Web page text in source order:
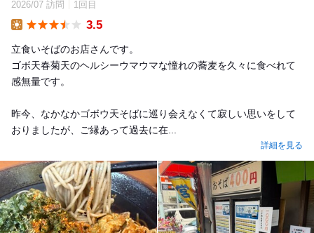
2026/07 訪問 1回目
3.5
立食いそばのお店さんです。
ゴボ天春菊天のヘルシーウマウマな憧れの蕎麦を久々に食べれて
感無量です。
昨今、なかなかゴボウ天そばに巡り会えなくて寂しい思いをして
おりましたが、ご縁あって過去に在...
詳細を見る